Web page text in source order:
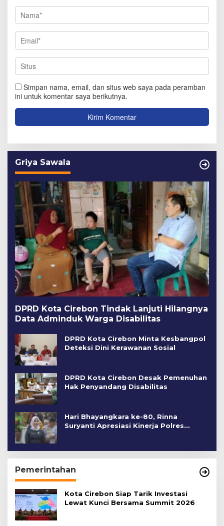
Simpan nama, email, dan situs web saya pada peramban
ini untuk komentar saya berikutnya.
Griya Sawala
DPRD Kota Cirebon Tindak Lanjuti Hilangnya
Data Adminduk Warga Disabilitas
DPRD Kota Cirebon Minta Kesbangpol
Deteksi Dini Kerawanan Sosial
DPRD Kota Cirebon Desak Pemenuhan
Hak Penyandang Disabilitas
Hari Bhayangkara ke-80, Rinna
Suryanti Apresiasi Kinerja Polres
Pemerintahan
Kota Cirebon Siap Tarik Investasi
Lewat Kunci Bersama Summit 2026